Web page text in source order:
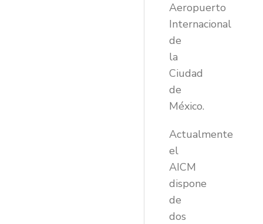
Aeropuerto
Internacional
de
la
Ciudad
de
México.
Actualmente
el
AICM
dispone
de
dos